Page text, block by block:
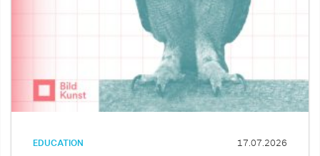
EDUCATION 17.07.2026